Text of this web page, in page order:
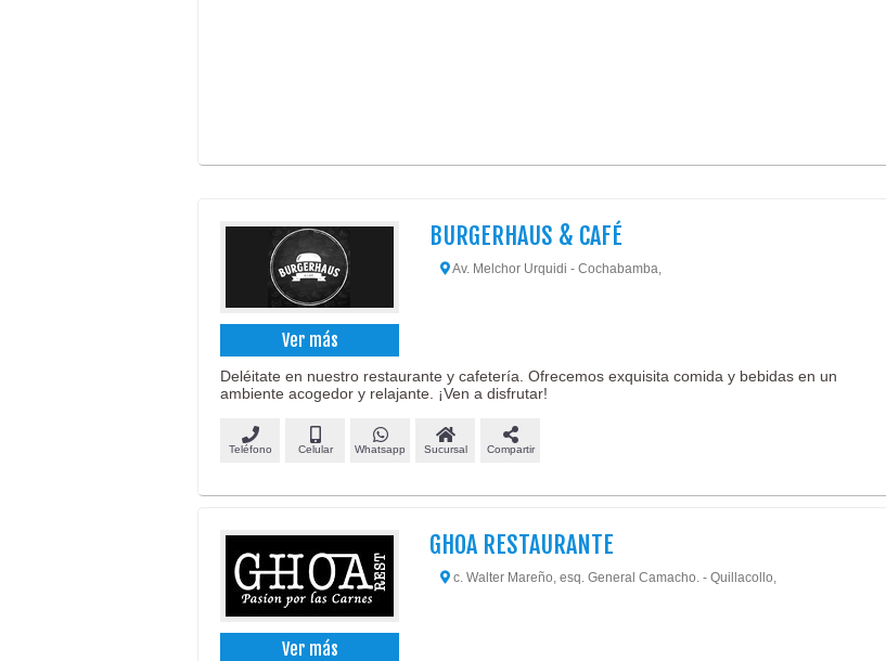
Ver más
BURGERHAUS & CAFÉ
Av. Melchor Urquidi - Cochabamba,
Deléitate en nuestro restaurante y cafetería. Ofrecemos exquisita comida y bebidas en un
ambiente acogedor y relajante. ¡Ven a disfrutar!
Teléfono Celular Whatsapp Sucursal Compartir
Ver más
GHOA RESTAURANTE
c. Walter Mareño, esq. General Camacho. - Quillacollo,